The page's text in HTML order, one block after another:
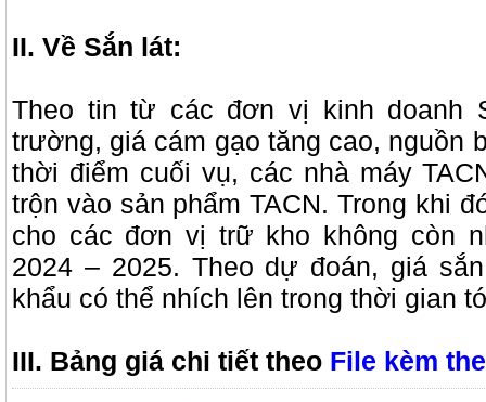
II. Về Sắn lát:
Theo tin từ các đơn vị kinh doanh
trường, giá cám gạo tăng cao, nguồn
thời điểm cuối vụ, các nhà máy
trộn vào sản phẩm TACN. Trong khi
cho các đơn vị trữ kho không còn
2024 – 2025. Theo dự đoán, giá
khẩu có thể nhích lên trong thời
III. Bảng giá chi tiết theo File kèm